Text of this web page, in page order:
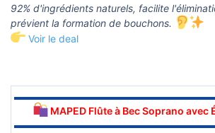
92% d'ingrédients naturels, facilite
prévient la formation de bouchons.
Voir le deal
MAPED Flûte à Bec Soprano avec